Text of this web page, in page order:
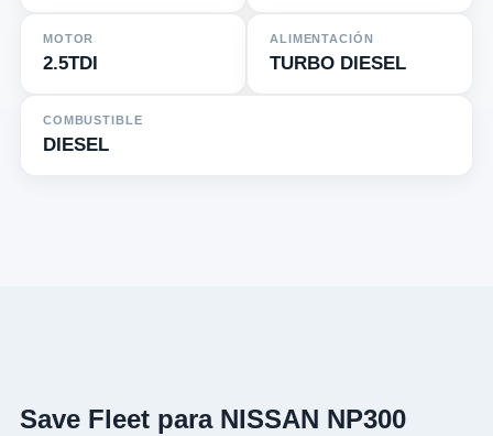
MOTOR
2.5TDI
ALIMENTACIÓN
TURBO DIESEL
COMBUSTIBLE
DIESEL
Save Fleet para NISSAN NP300